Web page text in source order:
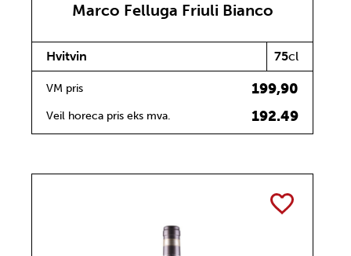
Marco Felluga Friuli Bianco
Hvitvin 75cl
VM pris 199,90
Veil horeca pris eks mva. 192.49
TOGGLE